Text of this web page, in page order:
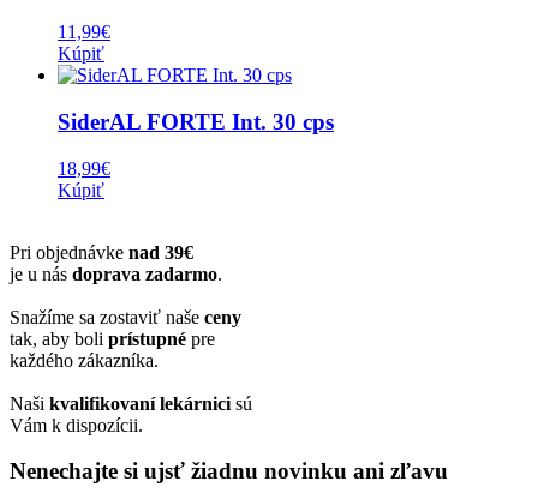
11,99€
Kúpiť
SiderAL FORTE Int. 30 cps
18,99€
Kúpiť
Pri objednávke nad 39€
je u nás doprava zadarmo.
Snažíme sa zostaviť naše ceny
tak, aby boli prístupné pre
každého zákazníka.
Naši kvalifikovaní lekárnici sú
Vám k dispozícii.
Nenechajte si ujsť žiadnu novinku ani zľavu